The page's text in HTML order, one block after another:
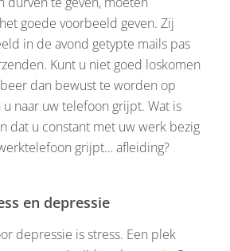
goede voorbeeld geven. Zij
in de avond getypte mails pas
Kunt u niet goed loskomen
dan bewust te worden op
naar uw telefoon grijpt. Wat is
dat u constant met uw werk bezig
grijpt… afleiding?
en depressie
depressie is stress. Een plek